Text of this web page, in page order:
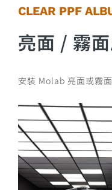
CLEAR PPF ALB
亮面 / 霧
安裝 Molab 亮面或霧